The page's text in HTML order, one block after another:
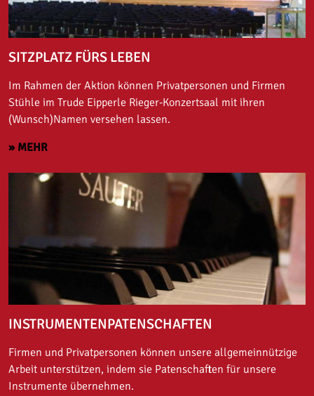
SITZPLATZ FÜRS LEBEN
Im Rahmen der Aktion können Privatpersonen und Firmen
Stühle im Trude Eipperle Rieger-Konzertsaal mit ihren
(Wunsch)Namen versehen lassen.
» MEHR
INSTRUMENTENPATENSCHAFTEN
Firmen und Privatpersonen können unsere allgemeinnützige
Arbeit unterstützen, indem sie Patenschaften für unsere
Instrumente übernehmen.